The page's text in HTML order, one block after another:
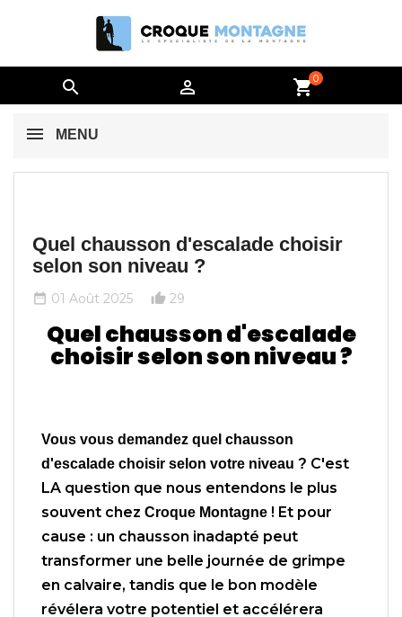
  shopping_cart0
MENU
Quel chausson d'escalade choisir
selon son niveau ?
date_range 01 Août 2025 thumb_up_alt
29
Quel chausson d'escalade
choisir selon son niveau ?
Vous vous demandez quel chausson
d'escalade choisir selon votre niveau ? C'est
LA question que nous entendons le plus
souvent chez Croque Montagne ! Et pour
cause : un chausson inadapté peut
transformer une belle journée de grimpe
en calvaire, tandis que le bon modèle
révélera votre potentiel et accélérera